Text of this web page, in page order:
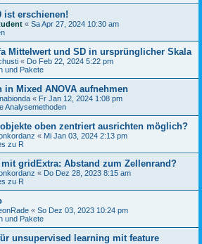
ist erschienen!
« Sa Apr 27, 2024 10:30 am
Mittelwert und SD in ursprünglicher Skala
« Do Feb 22, 2024 5:22 pm
und Pakete
Mixed ANOVA aufnehmen
« Fr Jan 12, 2024 1:08 pm
Analysemethoden
oben zentriert ausrichten möglich?
« Mi Jan 03, 2024 2:13 pm
zu R
mit gridExtra: Abstand zum Zellenrand?
« Do Dez 28, 2023 8:15 am
zu R
« So Dez 03, 2023 10:24 pm
und Pakete
unsupervised learning mit feature